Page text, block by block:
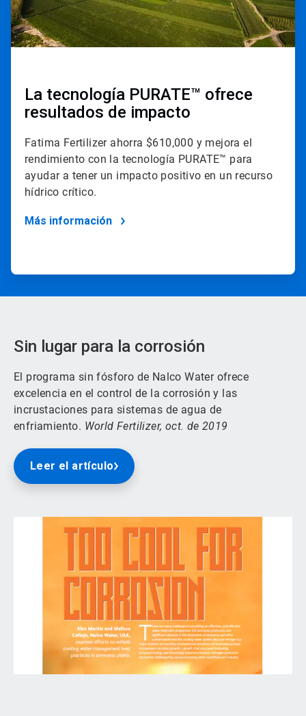
La tecnología PURATE™ ofrece
resultados de impacto
Fatima Fertilizer ahorra $610,000 y mejora el
rendimiento con la tecnología PURATE™ para
ayudar a tener un impacto positivo en un recurso
hídrico crítico.
Más información
Sin lugar para la corrosión
El programa sin fósforo de Nalco Water ofrece
excelencia en el control de la corrosión y las
incrustaciones para sistemas de agua de
enfriamiento. World Fertilizer, oct. de 2019
Leer el artículo